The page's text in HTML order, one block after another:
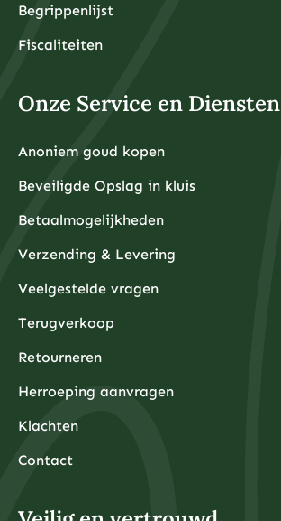
Begrippenlijst
Fiscaliteiten
Onze Service en Diensten
Anoniem goud kopen
Beveiligde Opslag in kluis
Betaalmogelijkheden
Verzending & Levering
Veelgestelde vragen
Terugverkoop
Retourneren
Herroeping aanvragen
Klachten
Contact